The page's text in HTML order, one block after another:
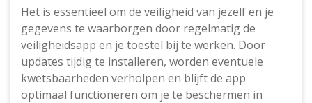
Het is essentieel om de veiligheid van jezelf en je
gegevens te waarborgen door regelmatig de
veiligheidsapp en je toestel bij te werken. Door
updates tijdig te installeren, worden eventuele
kwetsbaarheden verholpen en blijft de app
optimaal functioneren om je te beschermen in